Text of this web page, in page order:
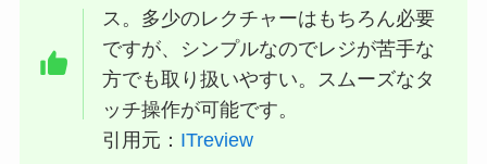
ス。多少のレクチャーはもちろん必要
ですが、シンプルなのでレジが苦手な
方でも取り扱いやすい。スムーズなタ
ッチ操作が可能です。
引用元： ITreview